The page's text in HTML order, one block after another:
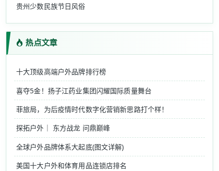
贵州少数民族节日风俗
热点文章
十大顶级高端户外品牌排行榜
喜夺5金！扬子江药业集团闪耀国际质量舞台
菲旅局，为后疫情时代数字化营销新思路打个样！
探拓户外｜ 东方战龙 问鼎巅峰
全球户外品牌体系大起底(图文详解)
美国十大户外和体育用品连锁店排名